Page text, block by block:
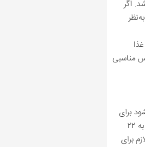
اگر
مناسبی
برای
کودکی که هنوز به‌سختی می‌تواند بند کفشش را ببندد یا زیپ ژاکتش را بالا بکشد، لباس مناسبی انتخاب شود: مربی مهدکودک نمی‌تواند به ۲۲
برای